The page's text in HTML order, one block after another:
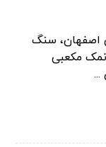
اصفهان، سنگ
مکعبی